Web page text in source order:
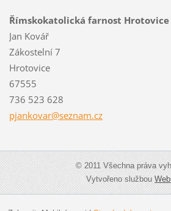
Římskokatolická farnost Hrotovice
Jan Kovář
Zákostelní 7
Hrotovice
67555
736 523 628
pjankovar@seznam.cz
© 2011 Všechna práva
Vytvořeno službou